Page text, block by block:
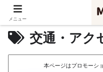
交通・アク
本ページはプロモーシ
メニュー